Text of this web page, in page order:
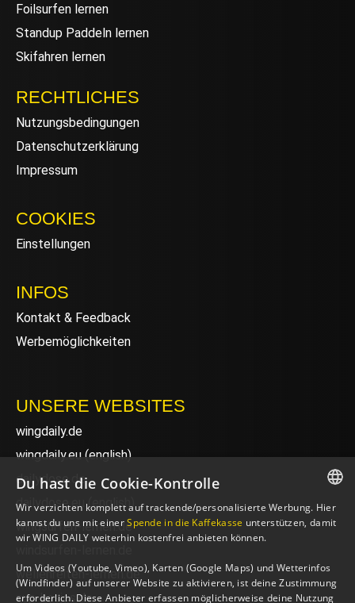
Foilsurfen lernen
Standup Paddeln lernen
Skifahren lernen
RECHTLICHES
Nutzungsbedingungen
Datenschutzerklärung
Impressum
COOKIES
Einstellungen
INFOS
Kontakt & Feedback
Werbemöglichkeiten
UNSERE WEBSITES
wingdaily.de
wingdaily.eu(english)
dailydose.de
dailydose.eu
(english)
wingsurfen-lernen.de
wellenreiten-lernen.de
sup-basics.de
GERMAN
Du hast die Cookie-Kontrolle
Wir verzichten komplett auf trackende/personalisierte Werbung. Hier
kannst du uns mit einerSpende in die Kaffekasse unterstützen, damit
wir WING DAILY weiterhin kostenfrei anbieten können.
Um Videos (Youtube, Vimeo), Karten (Google Maps) und Wetterinfos
(Windfinder) auf unserer Website zu aktivieren, ist deine Zustimmung
erforderlich. Diese Anbieter erfassen möglicherweise deine Nutzung